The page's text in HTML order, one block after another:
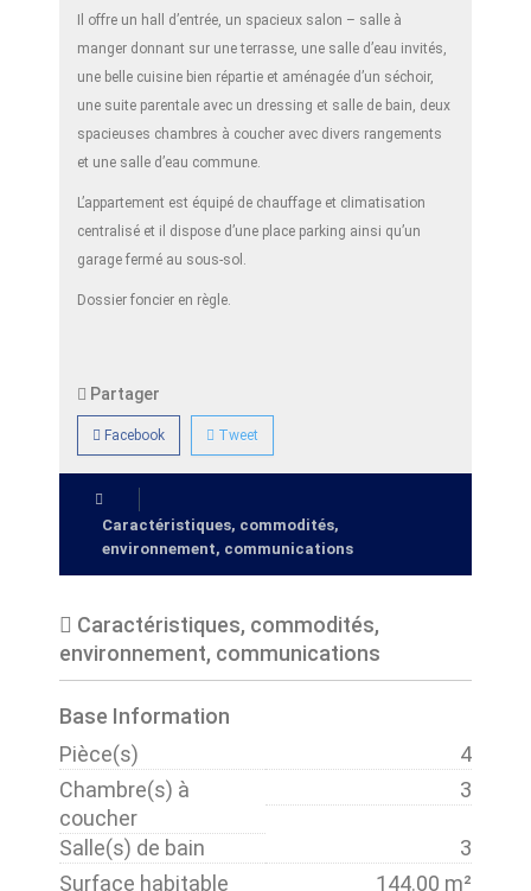
Il offre un hall d’entrée, un spacieux salon – salle à
manger donnant sur une terrasse, une salle d’eau invités,
une belle cuisine bien répartie et aménagée d’un séchoir,
une suite parentale avec un dressing et salle de bain, deux
spacieuses chambres à coucher avec divers rangements
et une salle d’eau commune.
L’appartement est équipé de chauffage et climatisation
centralisé et il dispose d’une place parking ainsi qu’un
garage fermé au sous-sol.
Dossier foncier en règle.
Partager
Facebook Tweet
Caractéristiques, commodités,
environnement, communications
Caractéristiques, commodités,
environnement, communications
Base Information
Pièce(s)
4
Chambre(s) à
coucher
3
Salle(s) de bain
3
Surface habitable
144.00 m²